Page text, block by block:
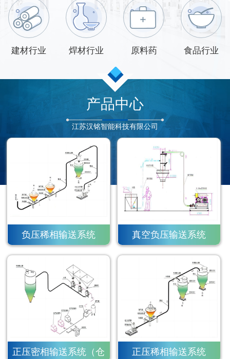
建材行业 焊材行业 原料药 食品行业
产品中心
江苏汉铭智能科技有限公司
负压稀相输送系统 真空负压输送系统
正压密相输送系统（仓
正压稀相输送系统